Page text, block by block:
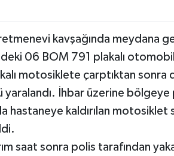
kavşağında meydana
06 BOM 791 plakalı
motosiklete çarptıktan sonra
İhbar üzerine bölgeye
hastaneye kaldırılan motosiklet
saat sonra polis tarafından